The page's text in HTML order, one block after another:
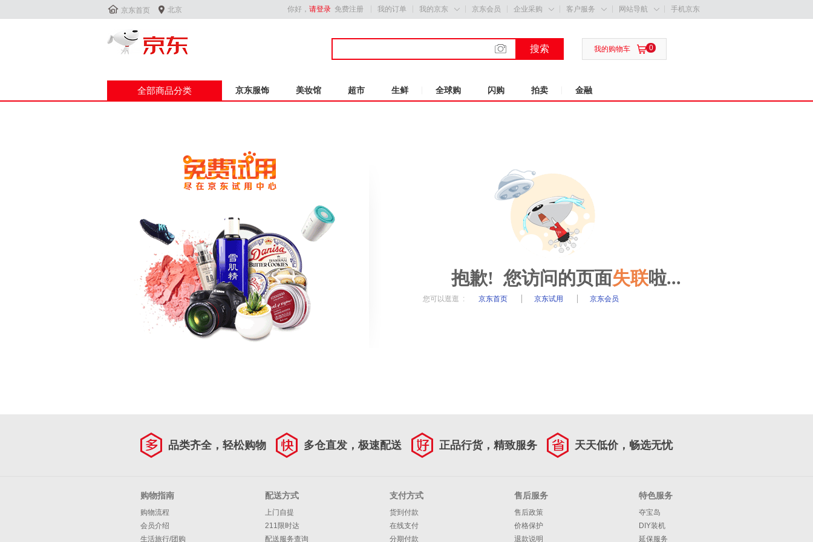
 京东首页  北京 你好， 请登录 免费注册 我的订单 我的京东  京东会员 企业采购  客户服务  网站导航  手机京东
搜索  0
我的购物车
全部商品分类 京东服饰 美妆馆 超市 生鲜 全球购 闪购 拍卖 金融
抱歉! 您访问的页面失联啦...
您可以逛逛 : 京东首页 京东试用 京东会员
品类齐全，轻松购物 多仓直发，极速配送 正品行货，精致服务 天天低价，畅选无忧
购物指南
购物流程
会员介绍
生活旅行/团购
配送方式
上门自提
211限时达
配送服务查询
支付方式
货到付款
在线支付
分期付款
售后服务
售后政策
价格保护
退款说明
特色服务
夺宝岛
DIY装机
延保服务